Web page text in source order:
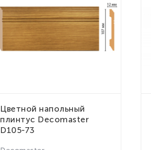
Цветной напольный
плинтус Decomaster
D105-73